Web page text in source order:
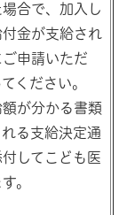
合で、加入し
金が支給され
申請いただ
ください。
が分かる書類
る支給決定通
してこども医
。